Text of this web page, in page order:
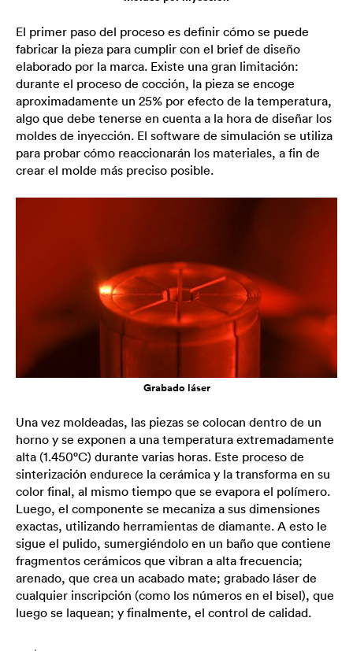
El primer paso del proceso es definir cómo se puede
fabricar la pieza para cumplir con el brief de diseño
elaborado por la marca. Existe una gran limitación:
durante el proceso de cocción, la pieza se encoge
aproximadamente un 25% por efecto de la temperatura,
algo que debe tenerse en cuenta a la hora de diseñar los
moldes de inyección. El software de simulación se utiliza
para probar cómo reaccionarán los materiales, a fin de
crear el molde más preciso posible.
Grabado láser
Una vez moldeadas, las piezas se colocan dentro de un
horno y se exponen a una temperatura extremadamente
alta (1.450°C) durante varias horas. Este proceso de
sinterización endurece la cerámica y la transforma en su
color final, al mismo tiempo que se evapora el polímero.
Luego, el componente se mecaniza a sus dimensiones
exactas, utilizando herramientas de diamante. A esto le
sigue el pulido, sumergiéndolo en un baño que contiene
fragmentos cerámicos que vibran a alta frecuencia;
arenado, que crea un acabado mate; grabado láser de
cualquier inscripción (como los números en el bisel), que
luego se laquean; y finalmente, el control de calidad.